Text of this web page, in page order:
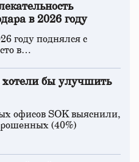
в 2026 году
году поднялся с
в…
хотели бы улучшить
офисов SOK выяснили,
(40%)